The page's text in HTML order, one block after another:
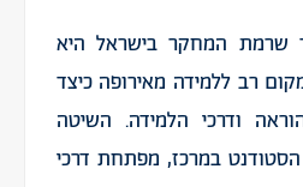
שרמת המחקר בישראל היא
רב ללמידה מאירופה כיצד
ודרכי הלמידה. השיטה
במרכז, מפתחת דרכי